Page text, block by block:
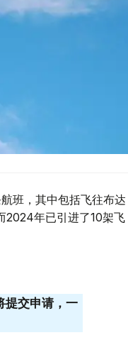
班，其中包括飞往布达
2024年已引进了10架飞
提交申请，一